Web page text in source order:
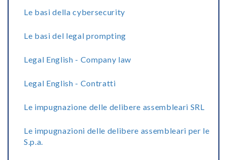
Le basi della cybersecurity
Le basi del legal prompting
Legal English - Company law
Legal English - Contratti
Le impugnazione delle delibere assembleari SRL
Le impugnazioni delle delibere assembleari per le
S.p.a.